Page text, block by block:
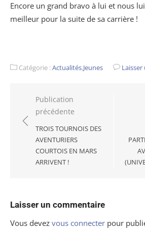
Encore un grand bravo à lui et nous
meilleur pour la suite de sa carrière !
Catégorie :Actualités,Jeunes
Navigation
de
l’article
Publication
précédente
TROIS TOURNOIS DES
AVENTURIERS
COURTOIS EN MARS
ARRIVENT !
Laisser un commentaire
Vous devez vous connecter pour